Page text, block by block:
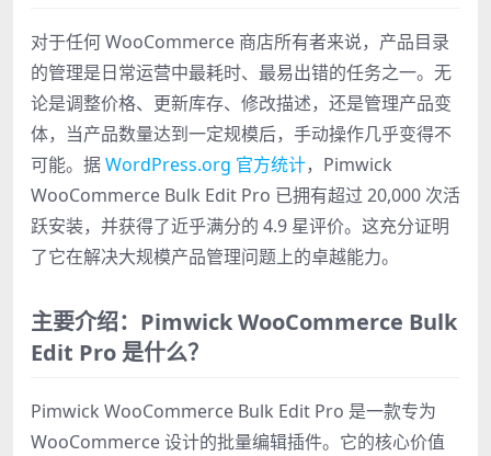
对于任何 WooCommerce 商店所有者来说，产品目录
的管理是日常运营中最耗时、最易出错的任务之一。无
论是调整价格、更新库存、修改描述，还是管理产品变
体，当产品数量达到一定规模后，手动操作几乎变得不
可能。据WordPress.org 官方统计，Pimwick
WooCommerce Bulk Edit Pro 已拥有超过 20,000 次活
跃安装，并获得了近乎满分的 4.9 星评价。这充分证明
了它在解决大规模产品管理问题上的卓越能力。
主要介绍：Pimwick WooCommerce Bulk
Edit Pro 是什么？
Pimwick WooCommerce Bulk Edit Pro 是一款专为
WooCommerce 设计的批量编辑插件。它的核心价值